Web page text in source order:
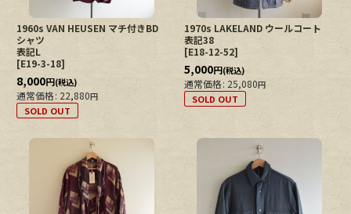
1960s VAN HEUSEN マチ付きBD
シャツ
表記L
[E19-3-18]
8,000円(税込)
通常価格: 22,880円
SOLD OUT
1970s LAKELAND ウールコート
表記38
[E18-12-52]
5,000円(税込)
通常価格: 25,080円
SOLD OUT